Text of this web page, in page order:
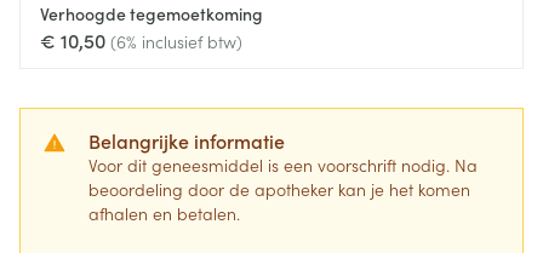
Verhoogde tegemoetkoming
€ 10,50 (6% inclusief btw)
Belangrijke informatie
Voor dit geneesmiddel is een voorschrift nodig. Na
beoordeling door de apotheker kan je het komen
afhalen en betalen.